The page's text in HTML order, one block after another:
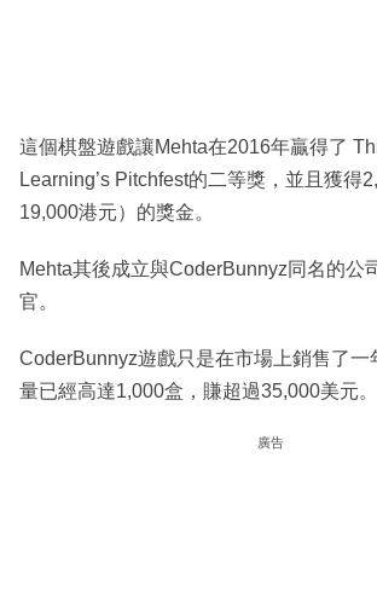
這個棋盤遊戲讓Mehta在2016年贏得了
Learning’s Pitchfest的二等獎，並且獲得
19,000港元）的獎金。
Mehta其後成立與CoderBunnyz同名的公
官。
CoderBunnyz遊戲只是在市場上銷售了一
量已經高達1,000盒，賺超過35,000美元。
廣告